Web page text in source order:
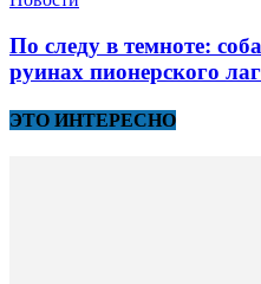
По следу в темноте:
руинах пионерского
ЭТО ИНТЕРЕСНО